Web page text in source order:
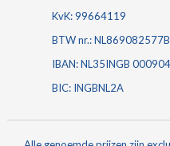
KvK: 99664119
BTW nr.:
IBAN: NL35INGB
BIC: INGBNL2A